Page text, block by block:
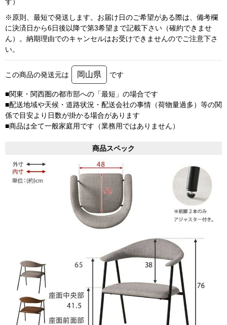
※原則、最短で発送します。お届け日のご希望がある際は、備考欄
に決済日から6日後以降で第3希望まで記載下さい（確約できませ
ん）。納期理由でのキャンセルはお受けできませんのでご注意下さ
い。
この商品の発送元は 岡山県 です
■関東・関西圏の都市部への「最短」の場合です
■配送地域や天候・道路状況・配送会社の事情（荷物量過多）等の関
係で目安より日数が掛かる場合があります
■商品は全て一般家庭用です（業務用ではありません）
商品スペック